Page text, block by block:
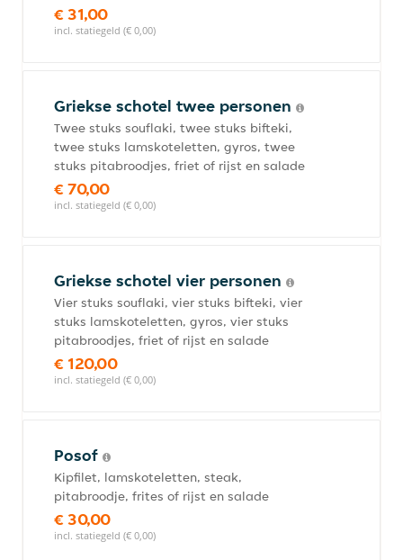
€ 31,00
incl. statiegeld (€ 0,00)
Griekse schotel twee personen
Twee stuks souflaki, twee stuks bifteki,
twee stuks lamskoteletten, gyros, twee
stuks pitabroodjes, friet of rijst en salade
€ 70,00
incl. statiegeld (€ 0,00)
Griekse schotel vier personen
Vier stuks souflaki, vier stuks bifteki, vier
stuks lamskoteletten, gyros, vier stuks
pitabroodjes, friet of rijst en salade
€ 120,00
incl. statiegeld (€ 0,00)
Posof
Kipfilet, lamskoteletten, steak,
pitabroodje, frites of rijst en salade
€ 30,00
incl. statiegeld (€ 0,00)